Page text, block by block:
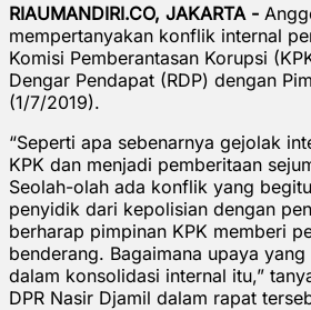
RIAUMANDIRI.CO, JAKARTA -
mempertanyakan konflik internal
Komisi Pemberantasan Korupsi
Dengar Pendapat (RDP) dengan
(1/7/2019).
“Seperti apa sebenarnya gejolak
KPK dan menjadi pemberitaan
Seolah-olah ada konflik yang
penyidik dari kepolisian dengan
berharap pimpinan KPK memberi
benderang. Bagaimana upaya
dalam konsolidasi internal itu,”
DPR Nasir Djamil dalam rapat